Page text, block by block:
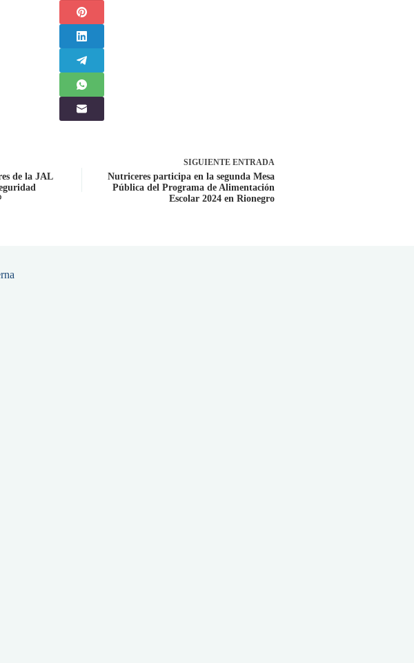
de la JAL
SIGUIENTE ENTRADA
Nutriceres participa en la segunda Mesa
Pública del Programa de Alimentación
Escolar 2024 en Rionegro